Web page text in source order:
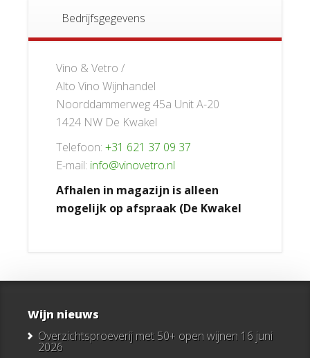
Bedrijfsgegevens
Vino & Vetro /
Alto Vino Wijnhandel
Noorddammerweg 45a Unit A-20
1424 NW De Kwakel
Telefoon: +31 621 37 09 37
E-mail: info@vinovetro.nl
Afhalen in magazijn is alleen
mogelijk op afspraak (De Kwakel
Wijn nieuws
Overzichtsproeverij met 50+ open wijnen 16 juni
2026